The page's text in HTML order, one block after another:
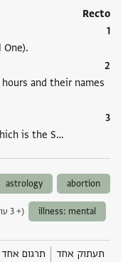
Recto
One).
and their names
The first of them is Ḥama, which is the S‮…
abortion
astrology
illness: mental (+ 3 עוד)
תעתוק אחד תרגום אחד